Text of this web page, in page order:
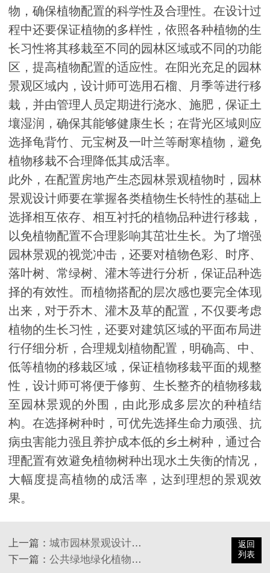
物，确保植物配置的科学性及合理性。在设计过
程中还要保证植物的多样性，依照各种植物的生
长习性将其移栽至不同的园林区域或不同的功能
区，提高植物配置的适应性。在阳光充足的园林
景观区域内，设计师可选用石榴、月季等进行移
栽，并由管理人员定期进行浇水、施肥，保证土
壤湿润，确保其能够健康生长；在背光区域则应
选择龟背竹、元宝树及一叶兰等耐寒植物，避免
植物移栽不合理降低其成活率。
此外，在配置房地产生态园林景观植物时，园林
景观设计师要在掌握各类植物生长特性的基础上
选择相互依存、相互衬托的植物品种进行移栽，
以免植物配置不合理影响其茁壮生长。为了增强
园林景观的视觉冲击，还要对植物色彩、时序、
落叶树、常绿树、灌木等进行分析，保证品种选
择的有效性。而植物搭配的层次感也要完全体现
出来，对于乔木、灌木及草的配置，不仅要考虑
植物的生长习性，还要对建筑区域的平面布局进
行仔细分析，合理规划植物配置，明确高、中、
低等植物的移栽区域，保证植物移栽平面的规整
性，设计师可将便于修剪、生长整齐的植物移栽
至园林景观的外围，由此形成多层次的种植结
构。在选择树种时，可优先选择生命力顽强、抗
病虫害能力强且养护成本低的乡土树种，通过合
理配置有效避免植物树种出现水土失衡的情况，
大幅度提高植物的成活率，达到理想的景观效
果。
返回
列表
上一篇： 城市园林景观设计中的空间艺术应用探究
下一篇： 公共绿地绿化植物的设计要点